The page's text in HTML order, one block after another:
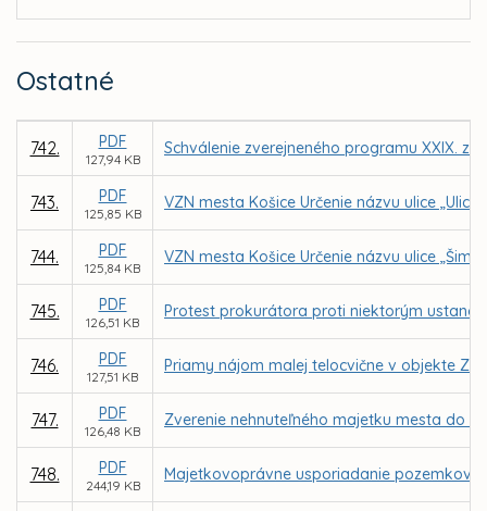
Ostatné
742. PDF
127,94 KB
Schválenie zverejneného programu XXIX.
743. PDF
125,85 KB
VZN mesta Košice Určenie názvu ulice „Ulica
744. PDF
125,84 KB
VZN mesta Košice Určenie názvu ulice
745. PDF
126,51 KB
Protest prokurátora proti niektorým
746. PDF
127,51 KB
Priamy nájom malej telocvične v objekte
747. PDF
126,48 KB
Zverenie nehnuteľného majetku mesta do
748. PDF
244,19 KB
Majetkovoprávne usporiadanie pozemkov